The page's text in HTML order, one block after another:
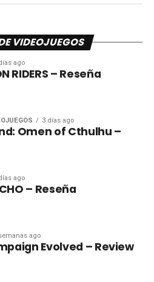
VIDEOJUEGOS
ago
RIDERS – Reseña
3 días ago
Omen of Cthulhu –
ago
– Reseña
ago
Evolved – Review